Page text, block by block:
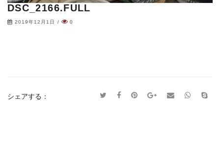
DSC_2166.FULL
2019年12月1日 / 0
シェアする：